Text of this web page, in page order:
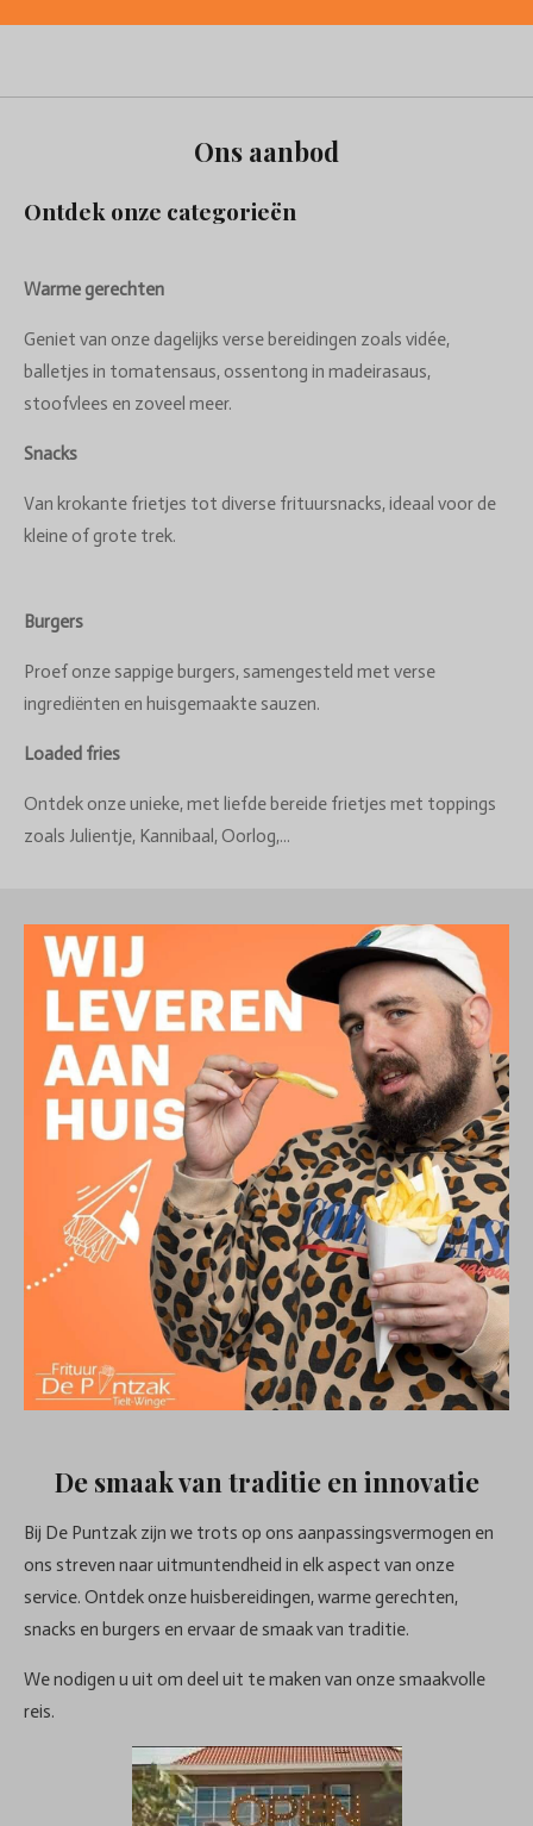
Ons aanbod
Ontdek onze categorieën
Warme gerechten
Geniet van onze dagelijks verse bereidingen zoals vidée,
balletjes in tomatensaus, ossentong in madeirasaus,
stoofvlees en zoveel meer.
Snacks
Van krokante frietjes tot diverse frituursnacks, ideaal voor de
kleine of grote trek.
Burgers
Proef onze sappige burgers, samengesteld met verse
ingrediënten en huisgemaakte sauzen.
Loaded fries
Ontdek onze unieke, met liefde bereide frietjes met toppings
zoals Julientje, Kannibaal, Oorlog,...
De smaak van traditie en innovatie
Bij De Puntzak zijn we trots op ons aanpassingsvermogen en
ons streven naar uitmuntendheid in elk aspect van onze
service. Ontdek onze huisbereidingen, warme gerechten,
snacks en burgers en ervaar de smaak van traditie.
We nodigen u uit om deel uit te maken van onze smaakvolle
reis.